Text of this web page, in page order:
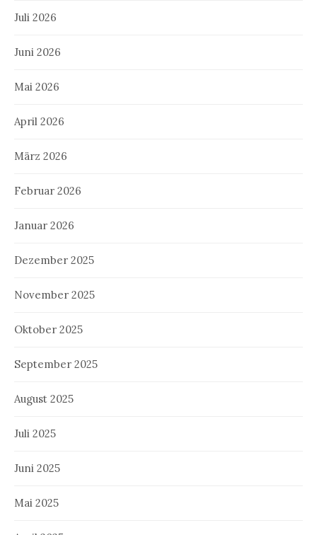
Juli 2026
Juni 2026
Mai 2026
April 2026
März 2026
Februar 2026
Januar 2026
Dezember 2025
November 2025
Oktober 2025
September 2025
August 2025
Juli 2025
Juni 2025
Mai 2025